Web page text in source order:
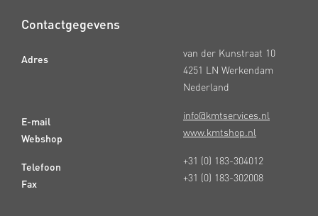
Contactgegevens
Adres
E-mail
Webshop
Telefoon
Fax
van der Kunstraat 10
4251 LN Werkendam
Nederland
info@kmtservices.nl
www.kmtshop.nl
+31 (0) 183-304012
+31 (0) 183-302008